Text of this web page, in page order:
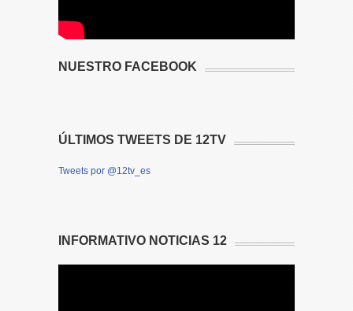
NUESTRO FACEBOOK
ÚLTIMOS TWEETS DE 12TV
Tweets por @12tv_es
INFORMATIVO NOTICIAS 12